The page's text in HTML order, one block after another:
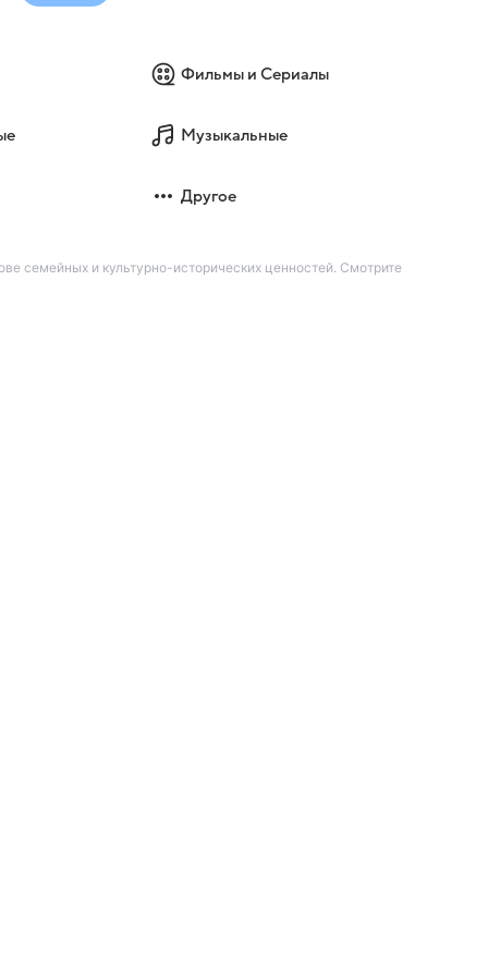
Фильмы и Сериалы
Музыкальные
Другое
семейных и культурно-исторических ценностей. Смотрите